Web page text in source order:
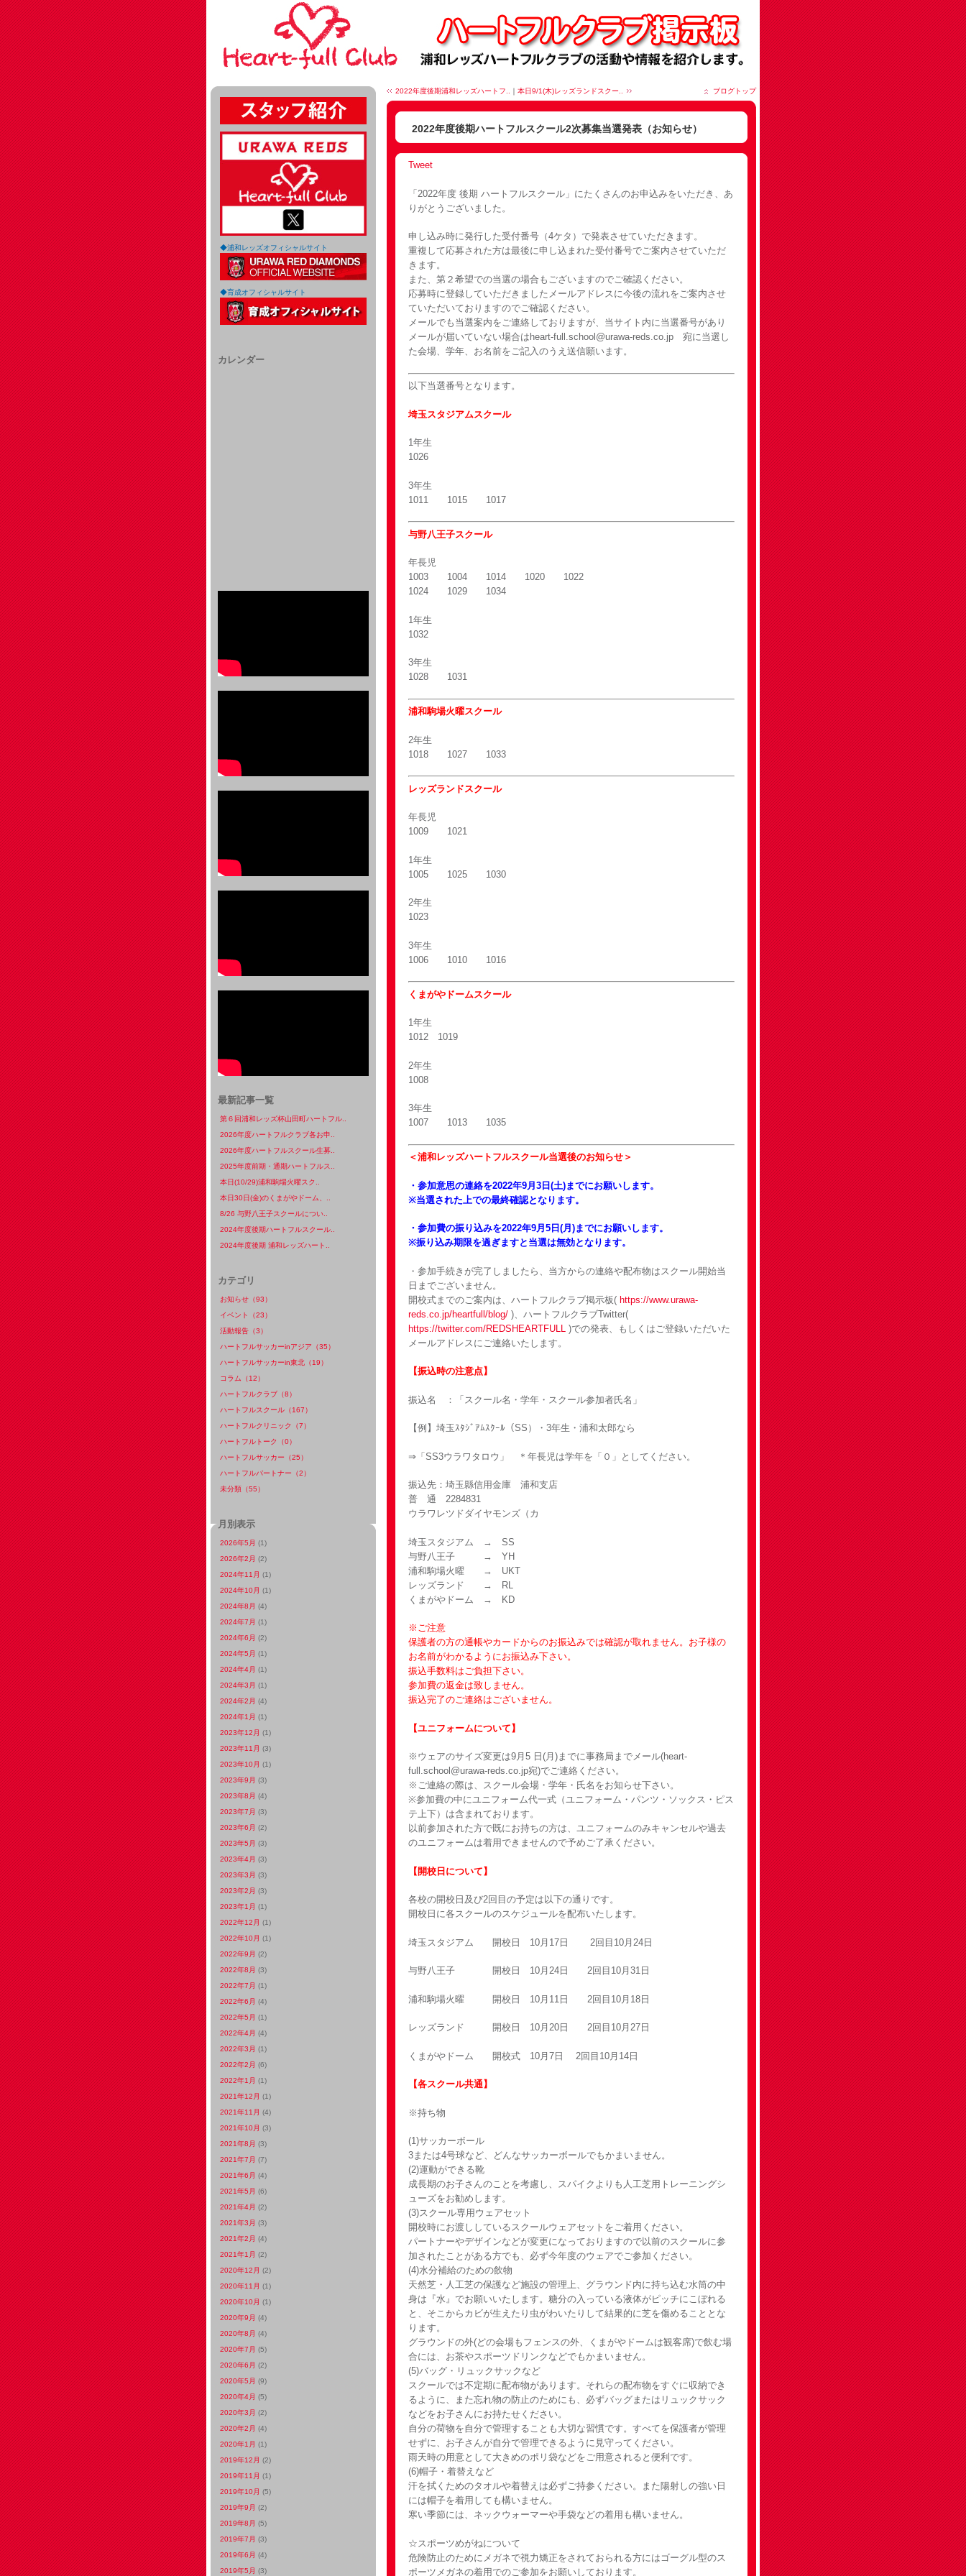
2022年度後期浦和レッズハートフ.. ｜ 本日9/1(木)レッズランドスクー.. ブログトップ
2022年度後期ハートフルスクール2次募集当選発表（お知らせ）
Tweet
「2022年度 後期 ハートフルスクール」にたくさんのお申込みをいただき、あ
りがとうございました。
申し込み時に発行した受付番号（4ケタ）で発表させていただきます。
重複して応募された方は最後に申し込まれた受付番号でご案内させていただ
きます。
また、第２希望での当選の場合もございますのでご確認ください。
応募時に登録していただきましたメールアドレスに今後の流れをご案内させ
ていただいておりますのでご確認ください。
メールでも当選案内をご連絡しておりますが、当サイト内に当選番号があり
メールが届いていない場合はheart-full.school@urawa-reds.co.jp 宛に当選し
た会場、学年、お名前をご記入のうえ送信願います。
以下当選番号となります。
埼玉スタジアムスクール
1年生
1026
3年生
1011 1015 1017
与野八王子スクール
年長児
1003 1004 1014 1020 1022
1024 1029 1034
1年生
1032
3年生
1028 1031
浦和駒場火曜スクール
2年生
1018 1027 1033
レッズランドスクール
年長児
1009 1021
1年生
1005 1025 1030
2年生
1023
3年生
1006 1010 1016
くまがやドームスクール
1年生
1012 1019
2年生
1008
3年生
1007 1013 1035
＜浦和レッズハートフルスクール当選後のお知らせ＞
・参加意思の連絡を2022年9月3日(土)までにお願いします。
※当選された上での最終確認となります。
・参加費の振り込みを2022年9月5日(月)までにお願いします。
※振り込み期限を過ぎますと当選は無効となります。
・参加手続きが完了しましたら、当方からの連絡や配布物はスクール開始当
日までございません。
開校式までのご案内は、ハートフルクラブ掲示板( https://www.urawa-
reds.co.jp/heartfull/blog/ )、ハートフルクラブTwitter(
https://twitter.com/REDSHEARTFULL )での発表、もしくはご登録いただいた
メールアドレスにご連絡いたします。
【振込時の注意点】
振込名 ：「スクール名・学年・スクール参加者氏名」
【例】埼玉ｽﾀｼﾞｱﾑｽｸｰﾙ（SS）・3年生・浦和太郎なら
⇒「SS3ウラワタロウ」 ＊年長児は学年を「０」としてください。
振込先：埼玉縣信用金庫 浦和支店
普 通 2284831
ウラワレツドダイヤモンズ（カ
埼玉スタジアム → SS
与野八王子 → YH
浦和駒場火曜 → UKT
レッズランド → RL
くまがやドーム → KD
※ご注意
保護者の方の通帳やカードからのお振込みでは確認が取れません。お子様の
お名前がわかるようにお振込み下さい。
振込手数料はご負担下さい。
参加費の返金は致しません。
振込完了のご連絡はございません。
【ユニフォームについて】
※ウェアのサイズ変更は9月5 日(月)までに事務局までメール(heart-
full.school@urawa-reds.co.jp宛)でご連絡ください。
※ご連絡の際は、スクール会場・学年・氏名をお知らせ下さい。
※参加費の中にユニフォーム代一式（ユニフォーム・パンツ・ソックス・ピス
テ上下）は含まれております。
以前参加された方で既にお持ちの方は、ユニフォームのみキャンセルや過去
のユニフォームは着用できませんので予めご了承ください。
【開校日について】
各校の開校日及び2回目の予定は以下の通りです。
開校日に各スクールのスケジュールを配布いたします。
埼玉スタジアム 開校日 10月17日 2回目10月24日
与野八王子 開校日 10月24日 2回目10月31日
浦和駒場火曜 開校日 10月11日 2回目10月18日
レッズランド 開校日 10月20日 2回目10月27日
くまがやドーム 開校式 10月7日 2回目10月14日
【各スクール共通】
※持ち物
(1)サッカーボール
3または4号球など、どんなサッカーボールでもかまいません。
(2)運動ができる靴
成長期のお子さんのことを考慮し、スパイクよりも人工芝用トレーニングシ
ューズをお勧めします。
(3)スクール専用ウェアセット
開校時にお渡ししているスクールウェアセットをご着用ください。
パートナーやデザインなどが変更になっておりますので以前のスクールに参
加されたことがある方でも、必ず今年度のウェアでご参加ください。
(4)水分補給のための飲物
天然芝・人工芝の保護など施設の管理上、グラウンド内に持ち込む水筒の中
身は『水』でお願いいたします。糖分の入っている液体がピッチにこぼれる
と、そこからカビが生えたり虫がわいたりして結果的に芝を傷めることとな
ります。
グラウンドの外(どの会場もフェンスの外、くまがやドームは観客席)で飲む場
合には、お茶やスポーツドリンクなどでもかまいません。
(5)バッグ・リュックサックなど
スクールでは不定期に配布物があります。それらの配布物をすぐに収納でき
るように、また忘れ物の防止のためにも、必ずバッグまたはリュックサック
などをお子さんにお持たせください。
自分の荷物を自分で管理することも大切な習慣です。すべてを保護者が管理
せずに、お子さんが自分で管理できるように見守ってください。
雨天時の用意として大きめのポリ袋などをご用意されると便利です。
(6)帽子・着替えなど
汗を拭くためのタオルや着替えは必ずご持参ください。また陽射しの強い日
には帽子を着用しても構いません。
寒い季節には、ネックウォーマーや手袋などの着用も構いません。
☆スポーツめがねについて
危険防止のためにメガネで視力矯正をされておられる方にはゴーグル型のス
ポーツメガネの着用でのご参加をお願いしております。
◆浦和レッズオフィシャルサイト
◆育成オフィシャルサイト
カレンダー
最新記事一覧
第６回浦和レッズ杯山田町ハートフル..
2026年度ハートフルクラブ各お申..
2026年度ハートフルスクール生募..
2025年度前期・通期ハートフルス..
本日(10/29)浦和駒場火曜スク..
本日30日(金)のくまがやドーム、..
8/26 与野八王子スクールについ..
2024年度後期ハートフルスクール..
2024年度後期 浦和レッズハート..
カテゴリ
お知らせ（93）
イベント（23）
活動報告（3）
ハートフルサッカーinアジア（35）
ハートフルサッカーin東北（19）
コラム（12）
ハートフルクラブ（8）
ハートフルスクール（167）
ハートフルクリニック（7）
ハートフルトーク（0）
ハートフルサッカー（25）
ハートフルパートナー（2）
未分類（55）
月別表示
2026年5月 (1)
2026年2月 (2)
2024年11月 (1)
2024年10月 (1)
2024年8月 (4)
2024年7月 (1)
2024年6月 (2)
2024年5月 (1)
2024年4月 (1)
2024年3月 (1)
2024年2月 (4)
2024年1月 (1)
2023年12月 (1)
2023年11月 (3)
2023年10月 (1)
2023年9月 (3)
2023年8月 (4)
2023年7月 (3)
2023年6月 (2)
2023年5月 (3)
2023年4月 (3)
2023年3月 (3)
2023年2月 (3)
2023年1月 (1)
2022年12月 (1)
2022年10月 (1)
2022年9月 (2)
2022年8月 (3)
2022年7月 (1)
2022年6月 (4)
2022年5月 (1)
2022年4月 (4)
2022年3月 (1)
2022年2月 (6)
2022年1月 (1)
2021年12月 (1)
2021年11月 (4)
2021年10月 (3)
2021年8月 (3)
2021年7月 (7)
2021年6月 (4)
2021年5月 (6)
2021年4月 (2)
2021年3月 (3)
2021年2月 (4)
2021年1月 (2)
2020年12月 (2)
2020年11月 (1)
2020年10月 (1)
2020年9月 (4)
2020年8月 (4)
2020年7月 (5)
2020年6月 (2)
2020年5月 (9)
2020年4月 (5)
2020年3月 (2)
2020年2月 (4)
2020年1月 (1)
2019年12月 (2)
2019年11月 (1)
2019年10月 (5)
2019年9月 (2)
2019年8月 (5)
2019年7月 (3)
2019年6月 (4)
2019年5月 (3)